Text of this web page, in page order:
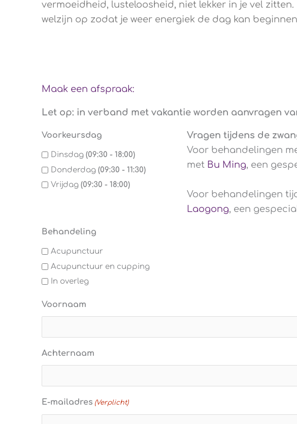
vermoeidheid, lusteloosheid, niet lekker in je vel zitten.
welzijn op zodat je weer energiek de dag kan
Maak een afspraak:
Let op: in verband met vakantie worden aanvragen
Voorkeursdag
Dinsdag (09:30 - 18:00)
Donderdag (09:30 - 11:30)
Vrijdag (09:30 - 18:00)
Vragen tijdens de
Voor behandelingen
met Bu Ming, een
Voor behandelingen
Laogong, een
Behandeling
Acupunctuur
Acupunctuur en cupping
In overleg
Voornaam
Achternaam
E-mailadres (Verplicht)